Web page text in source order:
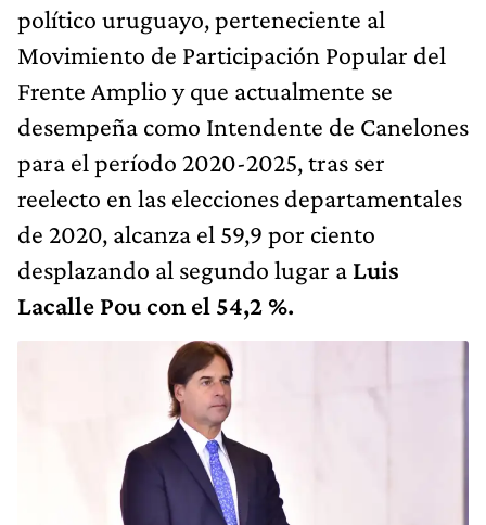
político uruguayo, perteneciente al
Movimiento de Participación Popular del
Frente Amplio y que actualmente se
desempeña como Intendente de Canelones
para el período 2020-2025, tras ser
reelecto en las elecciones departamentales
de 2020, alcanza el 59,9 por ciento
desplazando al segundo lugar a Luis
Lacalle Pou con el 54,2 %.